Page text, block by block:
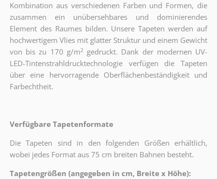
Kombination aus verschiedenen Farben und Formen, die
zusammen ein unübersehbares und dominierendes
Element des Raumes bilden. Unsere Tapeten werden auf
hochwertigem Vlies mit glatter Struktur und einem Gewicht
von bis zu 170 g/m2 gedruckt. Dank der modernen UV-
LED-Tintenstrahldrucktechnologie verfügen die Tapeten
über eine hervorragende Oberflächenbeständigkeit und
Farbechtheit.
Verfügbare Tapetenformate
Die Tapeten sind in den folgenden Größen erhältlich,
wobei jedes Format aus 75 cm breiten Bahnen besteht.
Tapetengrößen (angegeben in cm, Breite x Höhe):